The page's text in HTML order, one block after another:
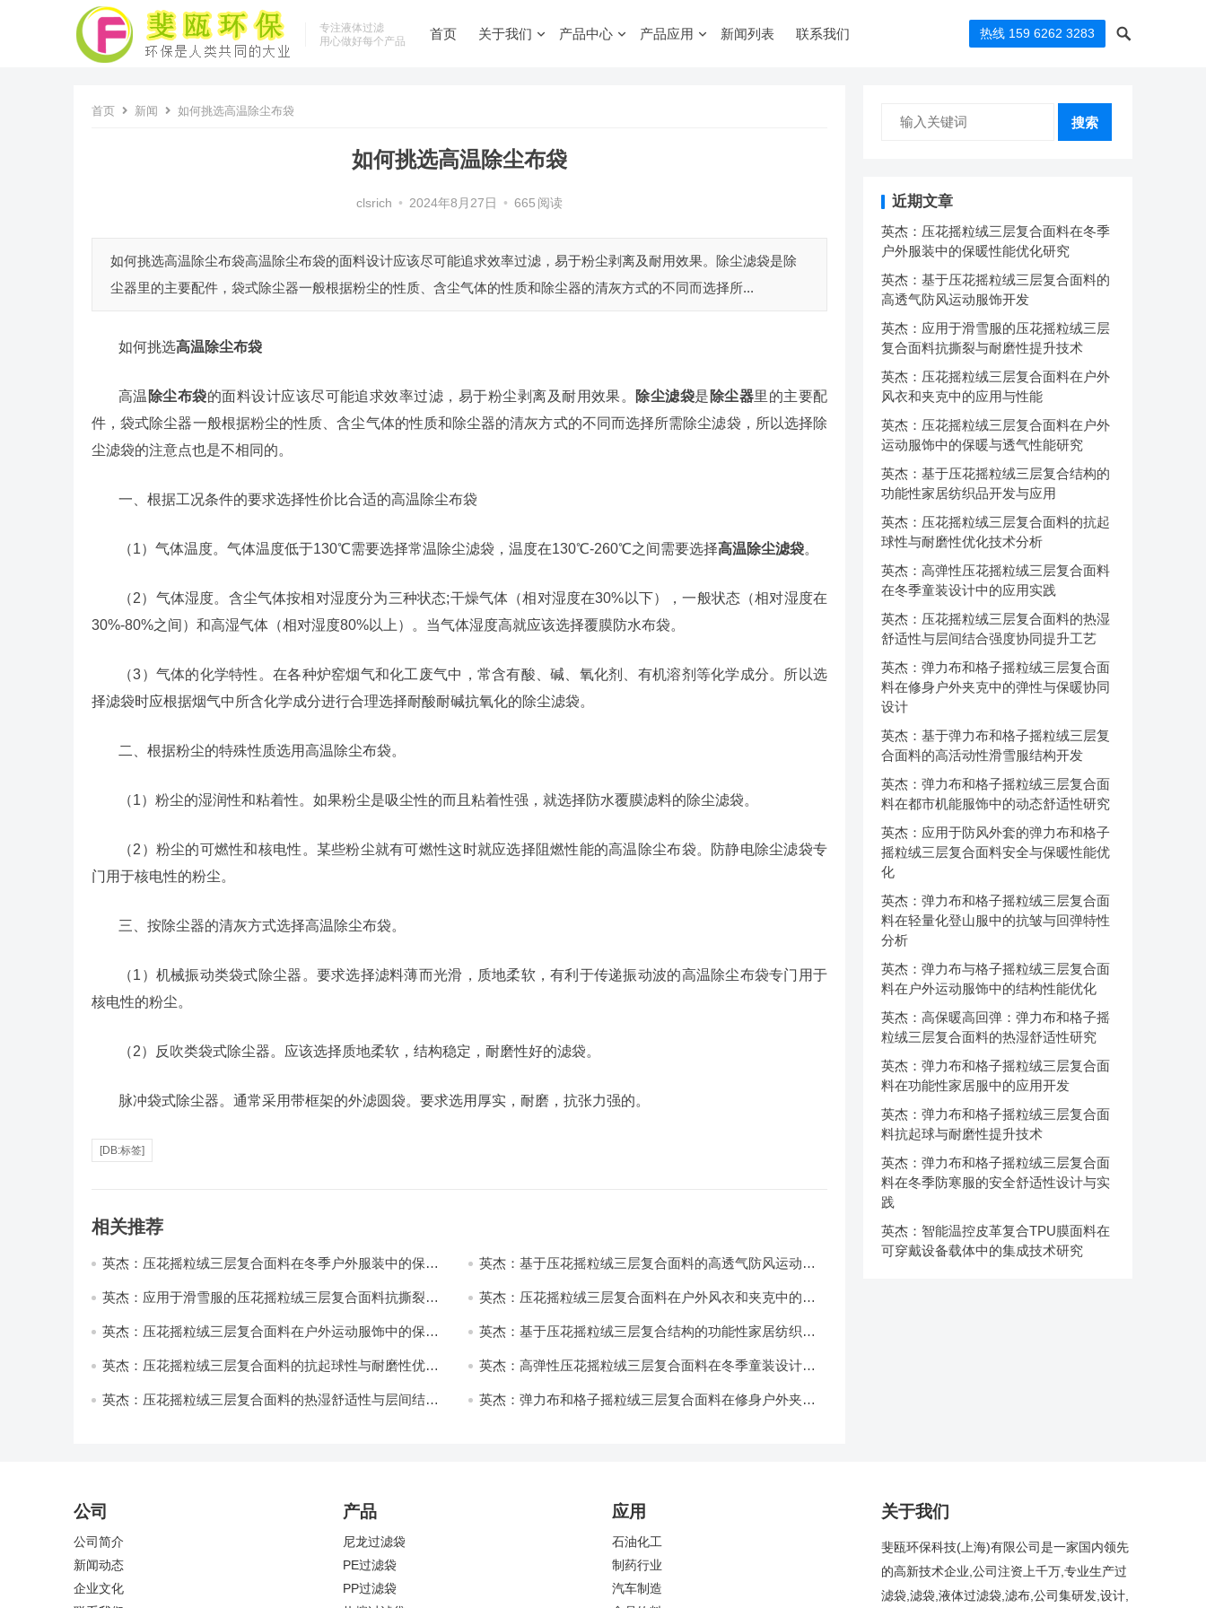
专注液体过滤
用心做好每个产品
首页 关于我们 产品中心 产品应用 新闻列表 联系我们 热线 159 6262 3283
首页 新闻 如何挑选高温除尘布袋
如何挑选高温除尘布袋
clsrich • 2024年8月27日 • 665 阅读
如何挑选高温除尘布袋高温除尘布袋的面料设计应该尽可能追求效率过滤，易于粉尘剥离及耐用效果。除尘滤袋是除
尘器里的主要配件，袋式除尘器一般根据粉尘的性质、含尘气体的性质和除尘器的清灰方式的不同而选择所...
如何挑选高温除尘布袋
高温 除尘布袋的面料设计应该尽可能追求效率过滤，易于粉尘剥离及耐用效果。 除尘滤袋是 除尘器里的主要配
件，袋式除尘器一般根据粉尘的性质、含尘气体的性质和除尘器的清灰方式的不同而选择所需除尘滤袋，所以选择除
尘滤袋的注意点也是不相同的。
一、根据工况条件的要求选择性价比合适的高温除尘布袋
（1）气体温度。气体温度低于130℃需要选择常温除尘滤袋，温度在130℃-260℃之间需要选择高温除尘滤袋。
（2）气体湿度。含尘气体按相对湿度分为三种状态;干燥气体（相对湿度在30%以下），一般状态（相对湿度在
30%-80%之间）和高湿气体（相对湿度80%以上）。当气体湿度高就应该选择覆膜防水布袋。
（3）气体的化学特性。在各种炉窑烟气和化工废气中，常含有酸、碱、氧化剂、有机溶剂等化学成分。所以选
择滤袋时应根据烟气中所含化学成分进行合理选择耐酸耐碱抗氧化的除尘滤袋。
二、根据粉尘的特殊性质选用高温除尘布袋。
（1）粉尘的湿润性和粘着性。如果粉尘是吸尘性的而且粘着性强，就选择防水覆膜滤料的除尘滤袋。
（2）粉尘的可燃性和核电性。某些粉尘就有可燃性这时就应选择阻燃性能的高温除尘布袋。防静电除尘滤袋专
门用于核电性的粉尘。
三、按除尘器的清灰方式选择高温除尘布袋。
（1）机械振动类袋式除尘器。要求选择滤料薄而光滑，质地柔软，有利于传递振动波的高温除尘布袋专门用于
核电性的粉尘。
（2）反吹类袋式除尘器。应该选择质地柔软，结构稳定，耐磨性好的滤袋。
脉冲袋式除尘器。通常采用带框架的外滤圆袋。要求选用厚实，耐磨，抗张力强的。
[DB:标签]
相关推荐
英杰：压花摇粒绒三层复合面料在冬季户外服装中的保暖
英杰：基于压花摇粒绒三层复合面料的高透气防风运动服
英杰：应用于滑雪服的压花摇粒绒三层复合面料抗撕裂与
英杰：压花摇粒绒三层复合面料在户外风衣和夹克中的应
英杰：压花摇粒绒三层复合面料在户外运动服饰中的保暖
英杰：基于压花摇粒绒三层复合结构的功能性家居纺织品
英杰：压花摇粒绒三层复合面料的抗起球性与耐磨性优化
英杰：高弹性压花摇粒绒三层复合面料在冬季童装设计中
英杰：压花摇粒绒三层复合面料的热湿舒适性与层间结合
英杰：弹力布和格子摇粒绒三层复合面料在修身户外夹克
搜索
近期文章
英杰：压花摇粒绒三层复合面料在冬季
户外服装中的保暖性能优化研究
英杰：基于压花摇粒绒三层复合面料的
高透气防风运动服饰开发
英杰：应用于滑雪服的压花摇粒绒三层
复合面料抗撕裂与耐磨性提升技术
英杰：压花摇粒绒三层复合面料在户外
风衣和夹克中的应用与性能
英杰：压花摇粒绒三层复合面料在户外
运动服饰中的保暖与透气性能研究
英杰：基于压花摇粒绒三层复合结构的
功能性家居纺织品开发与应用
英杰：压花摇粒绒三层复合面料的抗起
球性与耐磨性优化技术分析
英杰：高弹性压花摇粒绒三层复合面料
在冬季童装设计中的应用实践
英杰：压花摇粒绒三层复合面料的热湿
舒适性与层间结合强度协同提升工艺
英杰：弹力布和格子摇粒绒三层复合面
料在修身户外夹克中的弹性与保暖协同
设计
英杰：基于弹力布和格子摇粒绒三层复
合面料的高活动性滑雪服结构开发
英杰：弹力布和格子摇粒绒三层复合面
料在都市机能服饰中的动态舒适性研究
英杰：应用于防风外套的弹力布和格子
摇粒绒三层复合面料安全与保暖性能优
化
英杰：弹力布和格子摇粒绒三层复合面
料在轻量化登山服中的抗皱与回弹特性
分析
英杰：弹力布与格子摇粒绒三层复合面
料在户外运动服饰中的结构性能优化
英杰：高保暖高回弹：弹力布和格子摇
粒绒三层复合面料的热湿舒适性研究
英杰：弹力布和格子摇粒绒三层复合面
料在功能性家居服中的应用开发
英杰：弹力布和格子摇粒绒三层复合面
料抗起球与耐磨性提升技术
英杰：弹力布和格子摇粒绒三层复合面
料在冬季防寒服的安全舒适性设计与实
践
英杰：智能温控皮革复合TPU膜面料在
可穿戴设备载体中的集成技术研究
公司
公司简介
新闻动态
企业文化
产品
尼龙过滤袋
PE过滤袋
PP过滤袋
应用
石油化工
制药行业
汽车制造
关于我们
斐瓯环保科技(上海)有限公司是一家国内领先
的高新技术企业,公司注资上千万,专业生产过
滤袋,滤袋,液体过滤袋,滤布,公司集研发,设计,